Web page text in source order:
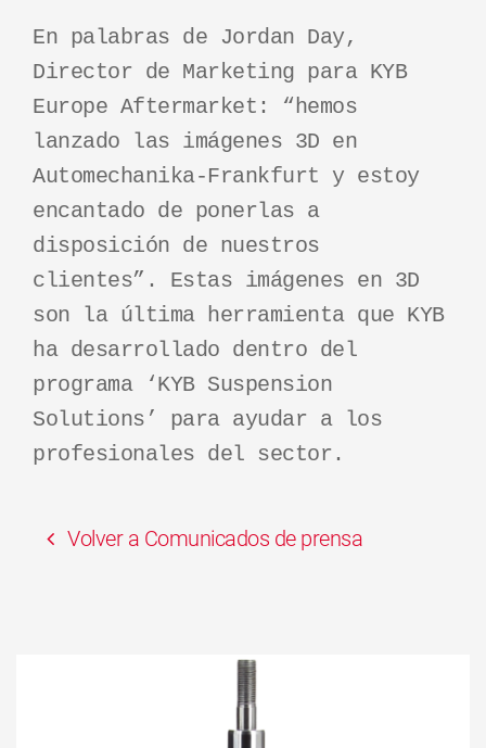
En palabras de Jordan Day,
Director de Marketing para KYB
Europe Aftermarket: “hemos
lanzado las imágenes 3D en
Automechanika-Frankfurt y estoy
encantado de ponerlas a
disposición de nuestros
clientes”. Estas imágenes en 3D
son la última herramienta que KYB
ha desarrollado dentro del
programa ‘KYB Suspension
Solutions’ para ayudar a los
profesionales del sector.
Volver a Comunicados de prensa